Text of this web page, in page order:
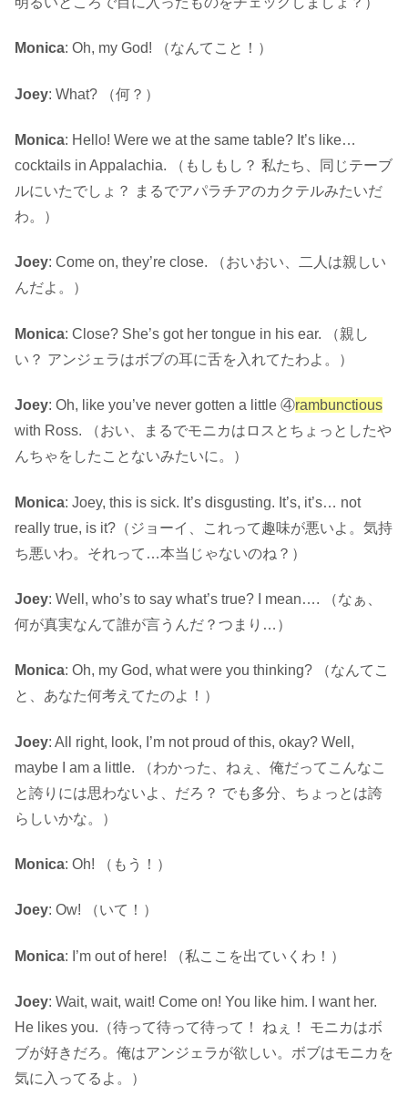
Monica: Oh, my God! （なんてこと！）
Joey: What? （何？）
Monica: Hello! Were we at the same table? It’s like…
cocktails in Appalachia. （もしもし？ 私たち、同じテーブ
ルにいたでしょ？ まるでアパラチアのカクテルみたいだ
わ。）
Joey: Come on, they’re close. （おいおい、二人は親しい
んだよ。）
Monica: Close? She’s got her tongue in his ear. （親し
い？ アンジェラはボブの耳に舌を入れてたわよ。）
Joey: Oh, like you’ve never gotten a little ④rambunctious
with Ross. （おい、まるでモニカはロスとちょっとしたや
んちゃをしたことないみたいに。）
Monica: Joey, this is sick. It’s disgusting. It’s, it’s… not
really true, is it?（ジョーイ、これって趣味が悪いよ。気持
ち悪いわ。それって…本当じゃないのね？）
Joey: Well, who’s to say what’s true? I mean…. （なぁ、
何が真実なんて誰が言うんだ？つまり…）
Monica: Oh, my God, what were you thinking? （なんてこ
と、あなた何考えてたのよ！）
Joey: All right, look, I’m not proud of this, okay? Well,
maybe I am a little. （わかった、ねぇ、俺だってこんなこ
と誇りには思わないよ、だろ？ でも多分、ちょっとは誇
らしいかな。）
Monica: Oh! （もう！）
Joey: Ow! （いて！）
Monica: I’m out of here! （私ここを出ていくわ！）
Joey: Wait, wait, wait! Come on! You like him. I want her.
He likes you.（待って待って待って！ ねぇ！ モニカはボ
ブが好きだろ。俺はアンジェラが欲しい。ボブはモニカを
気に入ってるよ。）